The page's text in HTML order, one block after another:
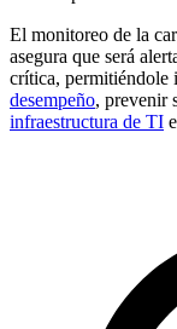
El monitoreo de la
asegura que será
crítica, permitiéndole
desempeño, prevenir
infraestructura de TI